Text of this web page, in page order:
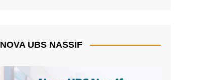
NOVA UBS NASSIF